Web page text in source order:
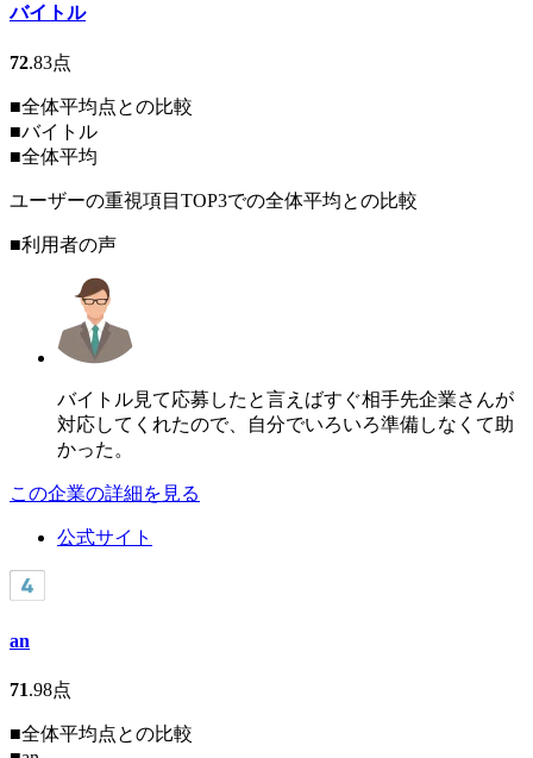
バイトル
72.83点
■全体平均点との比較
■バイトル
■全体平均
ユーザーの重視項目TOP3での全体平均との比較
■利用者の声
バイトル見て応募したと言えばすぐ相手先企業さんが
対応してくれたので、自分でいろいろ準備しなくて助
かった。
この企業の詳細を見る
公式サイト
an
71.98点
■全体平均点との比較